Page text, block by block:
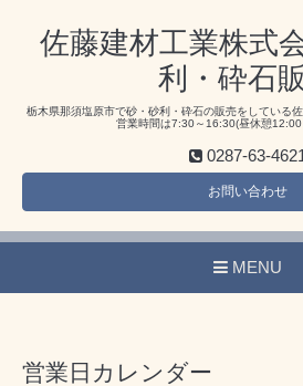
佐藤建材工業株式
利・砕石
栃木県那須塩原市で砂・砂利・砕石の販売をしている
営業時間は7:30～16:30(昼休憩12:00
0287-63-
お問い合わせ
MENU
営業日カレンダー